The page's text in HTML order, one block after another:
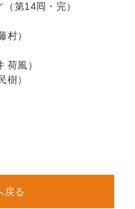
第14囘・完）
村）
荷風）
樹）
戻る